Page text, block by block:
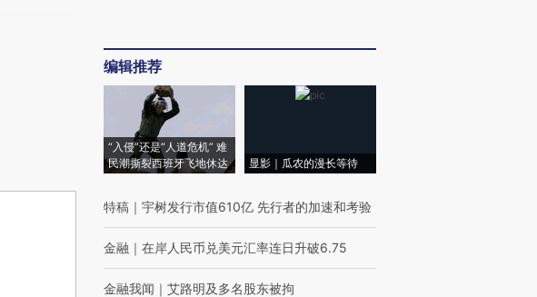
编辑推荐
“入侵”还是“人道危机” 难
民潮撕裂西班牙飞地休达
显影｜瓜农的漫长等待
特稿 ｜ 宇树发行市值610亿 先行者的加速和考验
金融 ｜ 在岸人民币兑美元汇率连日升破6.75
金融我闻 ｜ 艾路明及多名股东被拘